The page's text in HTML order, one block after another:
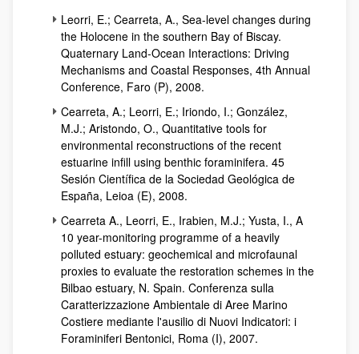
Leorri, E.; Cearreta, A., Sea-level changes during
the Holocene in the southern Bay of Biscay.
Quaternary Land-Ocean Interactions: Driving
Mechanisms and Coastal Responses, 4th Annual
Conference, Faro (P), 2008.
Cearreta, A.; Leorri, E.; Iriondo, I.; González,
M.J.; Aristondo, O., Quantitative tools for
environmental reconstructions of the recent
estuarine infill using benthic foraminifera. 45
Sesión Científica de la Sociedad Geológica de
España, Leioa (E), 2008.
Cearreta A., Leorri, E., Irabien, M.J.; Yusta, I., A
10 year-monitoring programme of a heavily
polluted estuary: geochemical and microfaunal
proxies to evaluate the restoration schemes in the
Bilbao estuary, N. Spain. Conferenza sulla
Caratterizzazione Ambientale di Aree Marino
Costiere mediante l'ausilio di Nuovi Indicatori: i
Foraminiferi Bentonici, Roma (I), 2007.